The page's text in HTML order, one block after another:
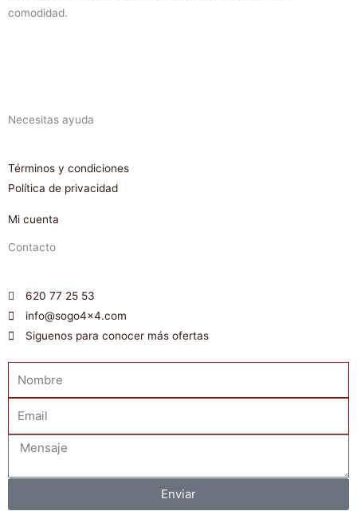
comodidad.
Necesitas ayuda
Términos y condiciones
Política de privacidad
Mi cuenta
Contacto
620 77 25 53
info@sogo4x4.com
Siguenos para conocer más ofertas
Mensaje
Enviar